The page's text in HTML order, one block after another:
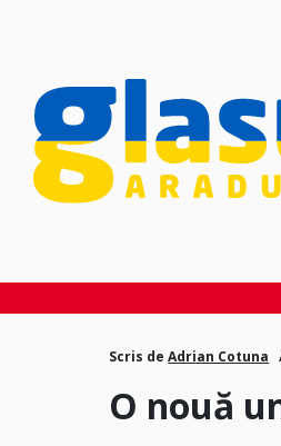
Scris deAdrian Cotuna
O nouă